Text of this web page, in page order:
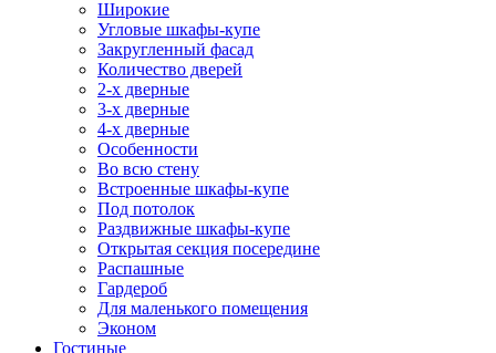
Широкие
Угловые шкафы-купе
Закругленный фасад
Количество дверей
2-х дверные
3-х дверные
4-х дверные
Особенности
Во всю стену
Встроенные шкафы-купе
Под потолок
Раздвижные шкафы-купе
Открытая секция посередине
Распашные
Гардероб
Для маленького помещения
Эконом
Гостиные